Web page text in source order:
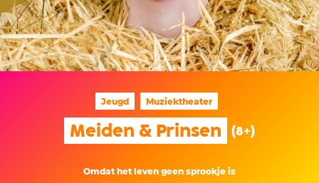
Jeugd Muziektheater
Meiden & Prinsen (8+)
Omdat het leven geen sprookje is